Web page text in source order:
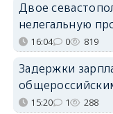
Двое
нелегальную
16:04 0 819
Задержки
15:20 1 288